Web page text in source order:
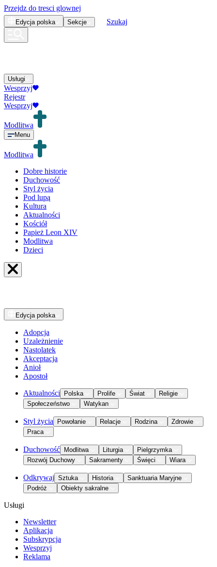
Przejdz do tresci glownej
Edycja polska Sekcje Szukaj
Usługi
Wesprzyj
Rejestr
Wesprzyj
Modlitwa
Menu
Modlitwa
Dobre historie
Duchowość
Styl życia
Pod lupą
Kultura
Aktualności
Kościół
Papież Leon XIV
Modlitwa
Dzieci
Edycja polska
Adopcja
Uzależnienie
Nastolatek
Akceptacja
Anioł
Apostoł
Aktualności Polska Prolife Świat
Religie
Społeczeństwo
Watykan
Styl życia Powołanie Relacje Rodzina
Zdrowie
Praca
Duchowość Modlitwa Liturgia
Pielgrzymka
Rozwój Duchowy
Sakramenty Święci Wiara
Odkrywaj Sztuka Historia
Sanktuaria Maryjne
Podróż
Obiekty sakralne
Usługi
Newsletter
Aplikacja
Subskrypcja
Wesprzyj
Reklama